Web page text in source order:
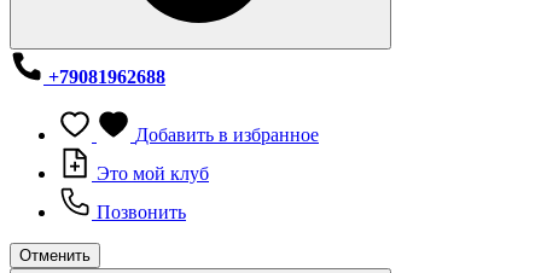
+79081962688
Добавить в избранное
Это мой клуб
Позвонить
Отменить